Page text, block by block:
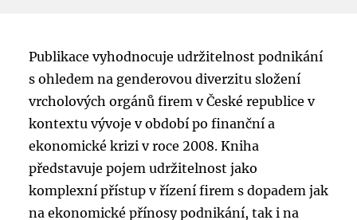
Publikace vyhodnocuje udržitelnost podnikání
s ohledem na genderovou diverzitu složení
vrcholových orgánů firem v České republice v
kontextu vývoje v období po finanční a
ekonomické krizi v roce 2008. Kniha
představuje pojem udržitelnost jako
komplexní přístup v řízení firem s dopadem jak
na ekonomické přínosy podnikání, tak i na